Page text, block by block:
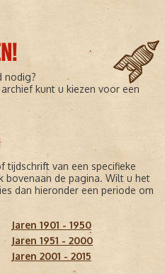
nodig?
kunt u kiezen voor een
tijdschrift van een specifieke
bovenaan de pagina. Wilt u het
dan hieronder een periode om
Jaren 1901 - 1950
Jaren 1951 - 2000
Jaren 2001 - 2015